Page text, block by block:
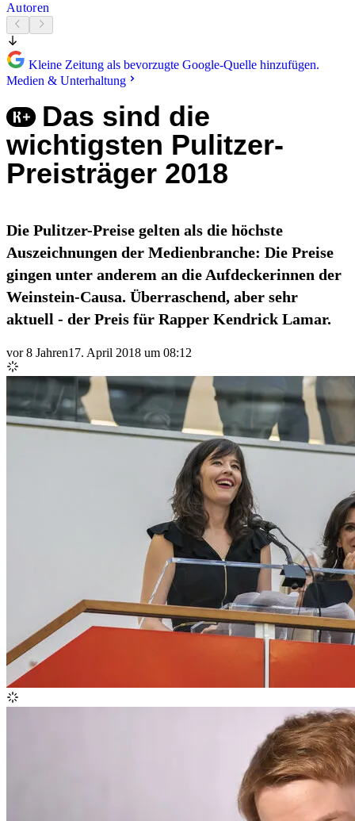
Autoren
Kleine Zeitung als bevorzugte Google-Quelle hinzufügen.
Medien & Unterhaltung
Das sind die
wichtigsten Pulitzer-
Preisträger 2018
Die Pulitzer-Preise gelten als die höchste
Auszeichnungen der Medienbranche: Die Preise
gingen unter anderem an die Aufdeckerinnen der
Weinstein-Causa. Überraschend, aber sehr
aktuell - der Preis für Rapper Kendrick Lamar.
vor 8 Jahren17. April 2018 um 08:12